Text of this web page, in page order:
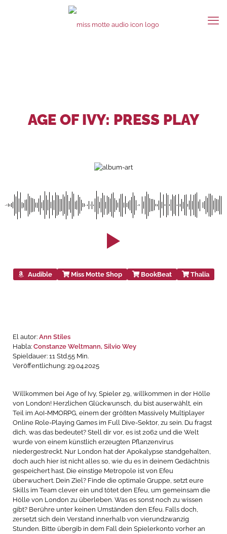
AGE OF IVY: PRESS PLAY
Audible Miss Motte Shop BookBeat Thalia
El autor: Ann Stiles
Habla: Constanze Weltmann, Silvio Wey
Spieldauer: 11 Std.55 Min.
Veröffentlichung: 29.04.2025
Willkommen bei Age of Ivy, Spieler 29, willkommen in der Hölle
von London! Herzlichen Glückwunsch, du bist auserwählt, ein
Teil im AoI-MMORPG, einem der größten Massively Multiplayer
Online Role-Playing Games im Full Dive-Sektor, zu sein. Du fragst
dich, was das bedeutet? Stell dir vor, es ist 2062 und die Welt
wurde von einem künstlich erzeugten Pflanzenvirus
niedergestreckt. Nur London hat der Apokalypse standgehalten,
doch auch hier ist nicht alles so, wie du es in deinem Gedächtnis
gespeichert hast. Die einstige Metropole ist von Efeu
überwuchert. Dein Ziel? Finde die optimale Gruppe, setzt eure
Skills im Team clever ein und tötet den Efeu, um gemeinsam die
Hölle von London zu überleben. Was es sonst noch zu wissen
gibt? Berühre unter keinen Umständen den Efeu. Falls doch,
zersetzt sich dein Verstand innerhalb von vierundzwanzig
Stunden. Bitte übergib in dem Fall dein Spielerkonto vorher an